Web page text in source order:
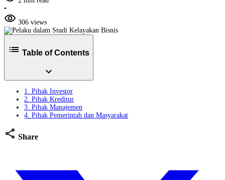
•
visibility 306 views
list Table of Contents
expand_more
1. Pihak Investor
2. Pihak Kreditur
3. Pihak Manajemen
4. Pihak Pemerintah dan Masyarakat
share Share